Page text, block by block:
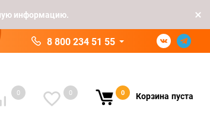
информацию.
8 800 234 51 55
0 0 0 Корзина пуста